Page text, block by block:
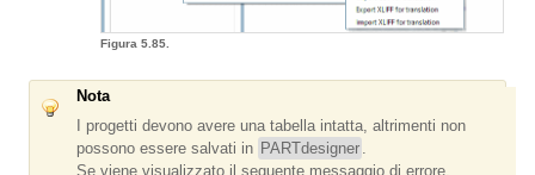
Figura 5.85.
Nota
I progetti devono avere una tabella intatta, altrimenti non
possono essere salvati in PARTdesigner
Se viene visualizzato il seguente messaggio di errore,